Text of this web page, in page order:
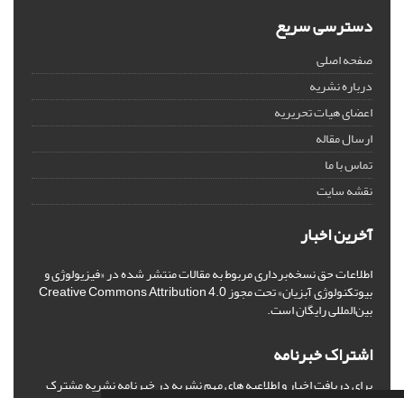
دسترسی سریع
صفحه اصلی
درباره نشریه
اعضای هیات تحریریه
ارسال مقاله
تماس با ما
نقشه سایت
آخرین اخبار
اطلاعات حق نسخه‌برداری مربوط به مقالات منتشر شده در «فیزیولوژی و
بیوتکنولوژی آبزیان» تحت مجوز Creative Commons Attribution 4.0
بین‌المللی رایگان است.
اشتراک خبرنامه
برای دریافت اخبار و اطلاعیه های مهم نشریه در خبرنامه نشریه مشترک